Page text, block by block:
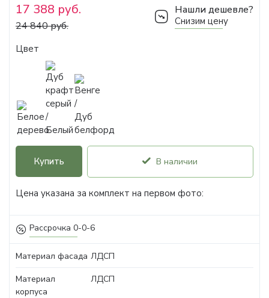
Рассрочка 0-0-6
17 388 руб.
24 840 руб.
Нашли дешевле?
Снизим цену
Цвет
Купить В наличии
Цена указана за комплект на первом фото:
Материал фасада ЛДСП
Материал
корпуса
ЛДСП